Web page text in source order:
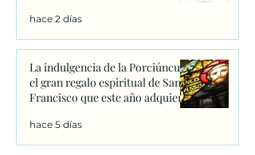
hace 2 días
La indulgencia de la Porciúncula:
el gran regalo espiritual de San
Francisco que este año adquiere
hace 5 días